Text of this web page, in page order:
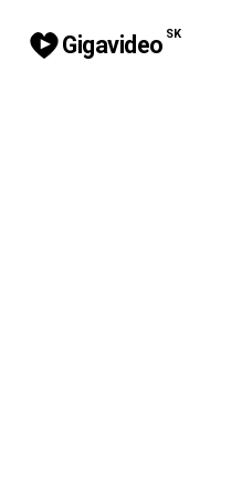
Gigavideo SK